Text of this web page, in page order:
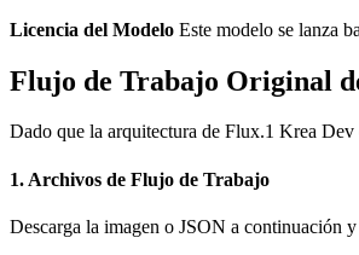
Licencia del Modelo Este modelo se lanza
Flujo de Trabajo Original
Dado que la arquitectura de Flux.1 Krea
1. Archivos de Flujo de Trabajo
Descarga la imagen o JSON a continuación